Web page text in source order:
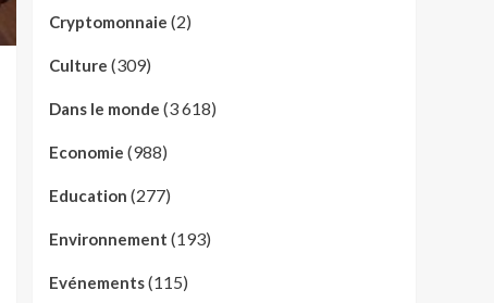
Cryptomonnaie (2)
Culture (309)
Dans le monde (3 618)
Economie (988)
Education (277)
Environnement (193)
Evénements(115)